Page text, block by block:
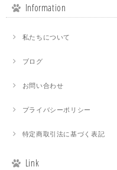
Information
私たちについて
ブログ
お問い合わせ
プライバシーポリシー
特定商取引法に基づく表記
Link